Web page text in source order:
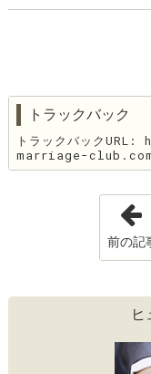
トラックバック
トラックバック
marriage-
前の記
ヒ